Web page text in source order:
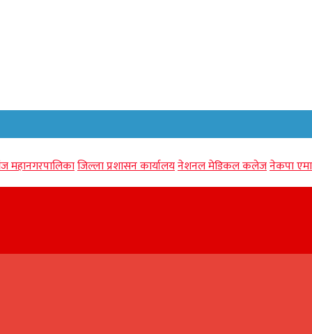
महानगरपालिकाजिल्ला प्रशासन कार्यालयनेशनल मेडिकल कलेजनेकपा